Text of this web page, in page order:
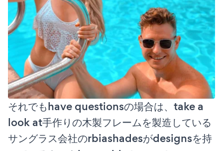
それでもhave questionsの場合は、take a
look at手作りの木製フレームを製造している
サングラス会社のrbiashadesがdesignsを持